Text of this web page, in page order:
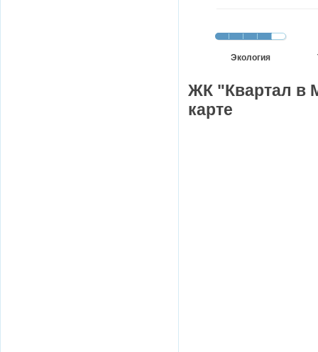
Экология
ЖК "Квартал в
карте